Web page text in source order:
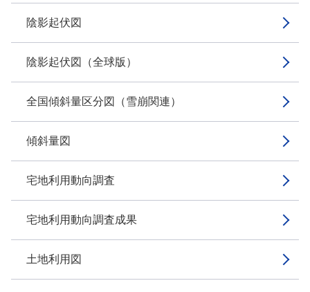
陰影起伏図
陰影起伏図（全球版）
全国傾斜量区分図（雪崩関連）
傾斜量図
宅地利用動向調査
宅地利用動向調査成果
土地利用図